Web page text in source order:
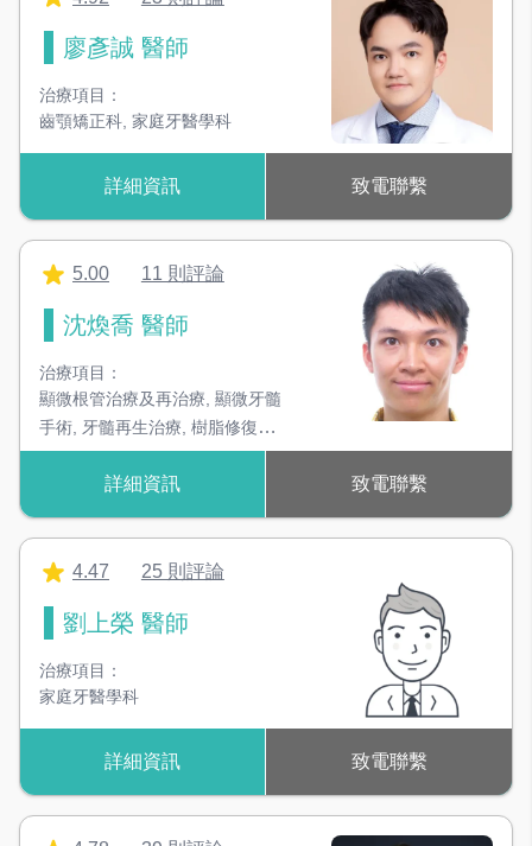
廖彥誠 醫師
治療項目：
齒顎矯正科, 家庭牙醫學科
詳細資訊 致電聯繫
5.00 11 則評論
沈煥喬 醫師
治療項目：
顯微根管治療及再治療 顯微牙髓
手術 牙髓再生治療 樹脂修復及
全瓷贋復
詳細資訊 致電聯繫
4.47 25 則評論
劉上榮 醫師
治療項目：
家庭牙醫學科
詳細資訊 致電聯繫